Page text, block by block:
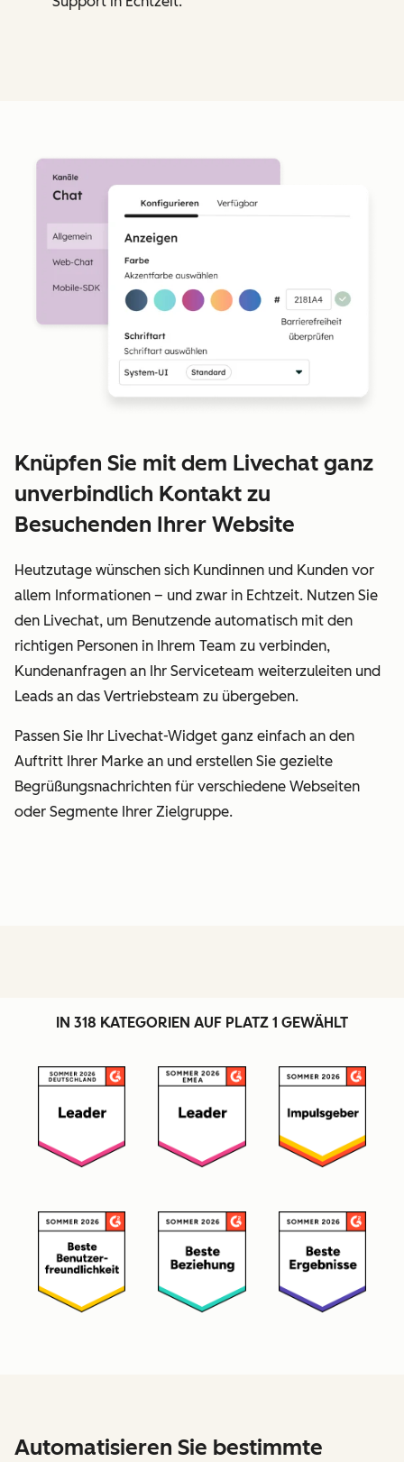
Knüpfen Sie mit dem Livechat ganz
unverbindlich Kontakt zu
Besuchenden Ihrer Website
Heutzutage wünschen sich Kundinnen und Kunden vor
allem Informationen – und zwar in Echtzeit. Nutzen Sie
den Livechat, um Benutzende automatisch mit den
richtigen Personen in Ihrem Team zu verbinden,
Kundenanfragen an Ihr Serviceteam weiterzuleiten und
Leads an das Vertriebsteam zu übergeben.
Passen Sie Ihr Livechat-Widget ganz einfach an den
Auftritt Ihrer Marke an und erstellen Sie gezielte
Begrüßungsnachrichten für verschiedene Webseiten
oder Segmente Ihrer Zielgruppe.
IN 318 KATEGORIEN AUF PLATZ 1 GEWÄHLT
Automatisieren Sie bestimmte